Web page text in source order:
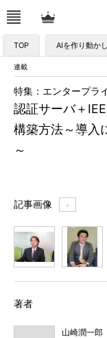
TOP AIを作り動か
連載
認証サーバ＋
構築方法～導入
～
特集：エンタープラ
記事画像 ＋
著者
山崎潤一郎